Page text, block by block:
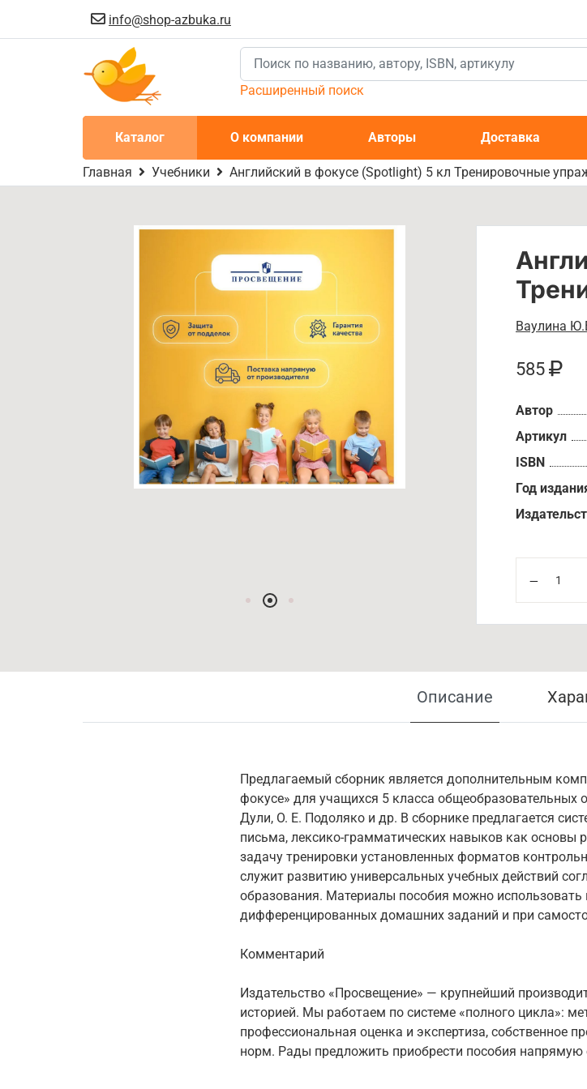
info@shop-azbuka.ru
Расширенный поиск
Каталог О компании Авторы Доставка
Главная Учебники Английский в фокусе (Spotlight) 5 кл Тренировочные
Ваулина
585
Автор
Артикул
ISBN
Год
Описание
Предлагаемый сборник является дополнительным
фокусе» для учащихся 5 класса общеобразовательных
Дули, О. Е. Подоляко и др. В сборнике предлагается
письма, лексико-грамматических навыков как основы
задачу тренировки установленных форматов
служит развитию универсальных учебных действий
образования. Материалы пособия можно использовать
дифференцированных домашних заданий и при
Комментарий
Издательство «Просвещение» — крупнейший
историей. Мы работаем по системе «полного цикла»:
профессиональная оценка и экспертиза, собственное
норм. Рады предложить приобрести пособия напрямую